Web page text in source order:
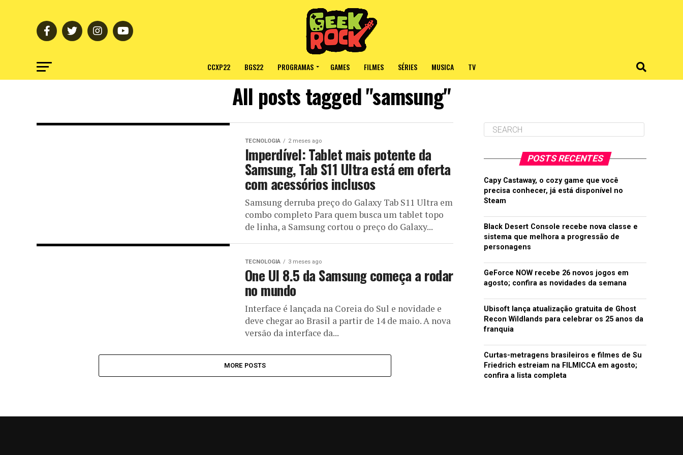
CCXP22 BGS22 PROGRAMAS GAMES FILMES SÉRIES MUSICA TV
All posts tagged "samsung"
TECNOLOGIA 2 meses ago
Imperdível: Tablet mais potente da
Samsung, Tab S11 Ultra está em oferta
com acessórios inclusos
Samsung derruba preço do Galaxy Tab S11 Ultra em
combo completo Para quem busca um tablet topo
de linha, a Samsung cortou o preço do Galaxy...
TECNOLOGIA 3 meses ago
One UI 8.5 da Samsung começa a rodar
no mundo
Interface é lançada na Coreia do Sul e novidade e
deve chegar ao Brasil a partir de 14 de maio. A nova
versão da interface da...
MORE POSTS
POSTS RECENTES
Capy Castaway, o cozy game que você
precisa conhecer, já está disponível no
Steam
Black Desert Console recebe nova classe e
sistema que melhora a progressão de
personagens
GeForce NOW recebe 26 novos jogos em
agosto; confira as novidades da semana
Ubisoft lança atualização gratuita de Ghost
Recon Wildlands para celebrar os 25 anos da
franquia
Curtas-metragens brasileiros e filmes de Su
Friedrich estreiam na FILMICCA em agosto;
confira a lista completa